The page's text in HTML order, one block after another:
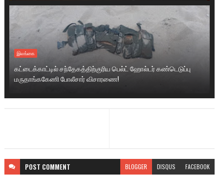
இலங்கை
கட்டைக்காட்டில் சந்தேகத்திற்குரிய பெல்ட் ஹோல்டர் கண்டெடுப்பு
மருதாங்ககேணி போலீசார் விசாரணை!
POST COMMENT BLOGGER DISQUS FACEBOOK